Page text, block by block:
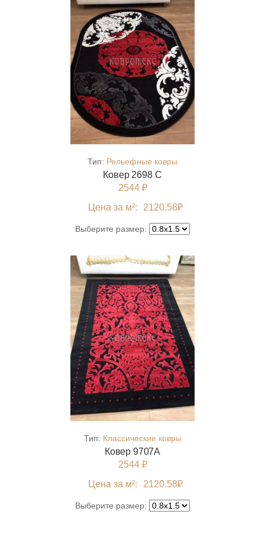
Тип: Рельефные ковры
Ковер 2698 C
2544 ₽
Цена за м²:
2120.58₽
Выберите размер:
Тип: Классические ковры
Ковер 9707A
2544 ₽
Цена за м²:
2120.58₽
Выберите размер: